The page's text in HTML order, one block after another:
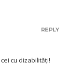
cu dizabilități!
REPLY